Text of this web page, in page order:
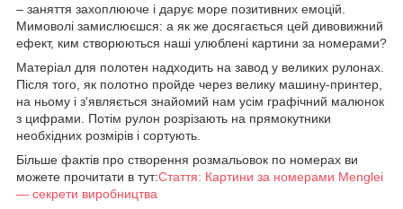
– заняття захоплююче і дарує море позитивних емоцій.
Мимоволі замислюєшся: а як же досягається цей дивовижний
ефект, ким створюються наші улюблені картини за номерами?
Матеріал для полотен надходить на завод у великих рулонах.
Після того, як полотно пройде через велику машину-принтер,
на ньому і з'являється знайомий нам усім графічний малюнок
з цифрами. Потім рулон розрізають на прямокутники
необхідних розмірів і сортують.
Більше фактів про створення розмальовок по номерах ви
можете прочитати в тут:Стаття: Картини за номерами Menglei
— секрети виробництва